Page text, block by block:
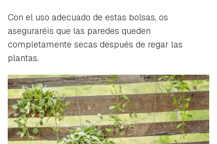
Con el uso adecuado de estas bolsas, os
aseguraréis que las paredes queden
completamente secas después de regar las
plantas.